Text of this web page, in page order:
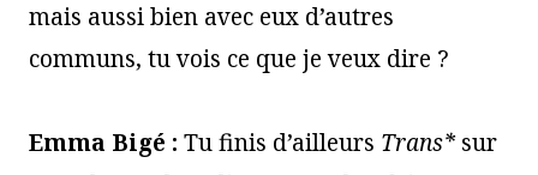
mais aussi bien avec eux d’autres
communs, tu vois ce que je veux dire ?
Emma Bigé : Tu finis d’ailleurs Trans*sur